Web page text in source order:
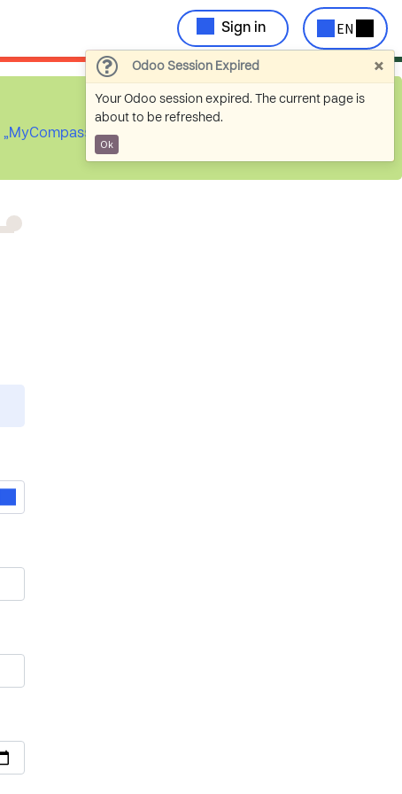
Odoo Session Expired ×
Your Odoo session expired. The current page is
about to be refreshed.
Ok
Sign in EN